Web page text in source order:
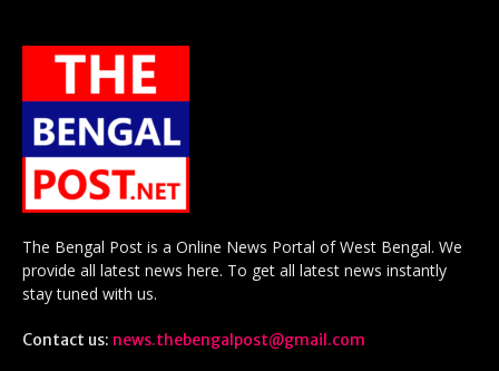
The Bengal Post is a Online News Portal of West Bengal. We
provide all latest news here. To get all latest news instantly
stay tuned with us.
Contact us: news.thebengalpost@gmail.com